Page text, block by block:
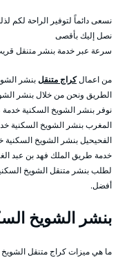
نسعى دائماً لتوفير الراحة لكم
نصل إليك بأقصى
سرعة عبر خدمة بنشر متنقل
من اعمالكراج متنقلبنشر
الطريق ونحن من خلال بنشر
نوفر بنشر الشويخ السكنية
المغرب بنشر الشويخ السكنية
الفحيحيل بنشر الشويخ
خدمة طريق الملك فهد بن عبد
لطلب بنشر متنقل الشويخ
أفضل.
بنشر الشويخ
ما هي ميزات كراج متنقل الشويخ